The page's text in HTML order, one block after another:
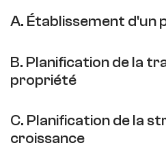
A. Établissement d'un
B. Planification de la
propriété
C. Planification de la
croissance